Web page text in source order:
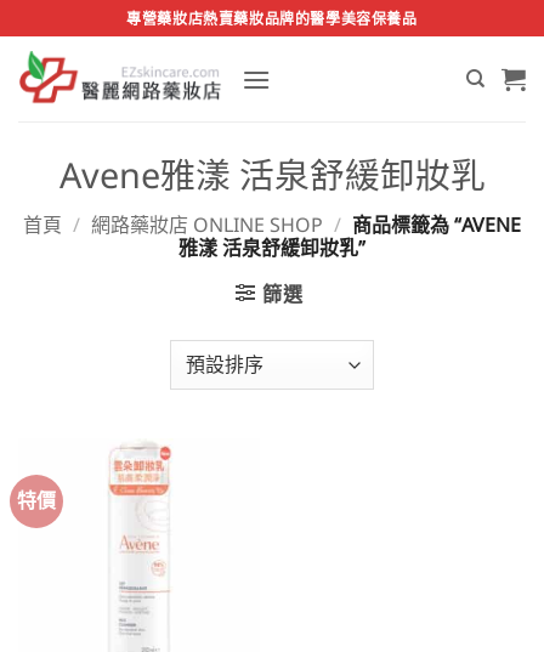
to
content
專營藥妝店熱賣藥妝品牌的醫學美容保養品
Avene雅漾 活泉舒緩卸妝乳
首頁 / 網路藥妝店 ONLINE SHOP / 商品標籤為 “AVENE
雅漾 活泉舒緩卸妝乳”
篩選
特價